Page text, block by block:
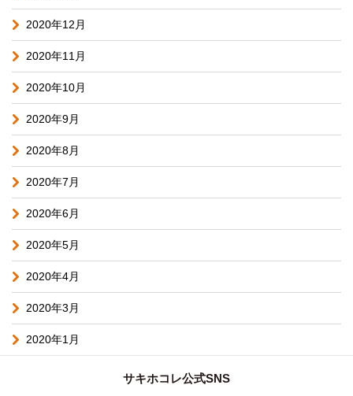
2020年12月
2020年11月
2020年10月
2020年9月
2020年8月
2020年7月
2020年6月
2020年5月
2020年4月
2020年3月
2020年1月
サキホコレ公式SNS